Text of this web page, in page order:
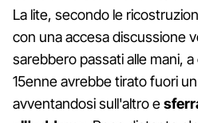
La lite, secondo le
con una accesa discussione
sarebbero passati alle mani, a
15enne avrebbe tirato fuori
avventandosi sull'altro e